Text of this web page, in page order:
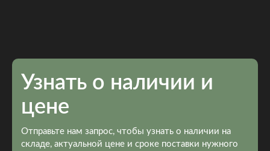
Узнать о наличии и
цене
Отправьте нам запрос, чтобы узнать о наличии на
складе, актуальной цене и сроке поставки нужного